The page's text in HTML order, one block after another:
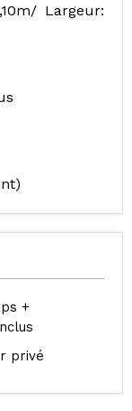
Largeur:
+
privé